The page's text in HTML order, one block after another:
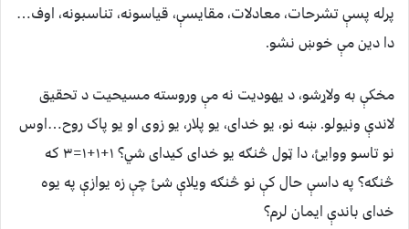
پرله پسې تشرحات، معادلات، مقایسې، قیاسونه، تناسبونه، اوف…
دا دین مې خوښ نشو.
مخکې به ولاړشو، د یهودیت نه مې وروسته مسیحیت د تحقیق
لاندې ونیولو. ښه نو، یو خدای، یو پلار، یو زوی او یو پاک روح…اوس
نو تاسو ووايئ، دا ټول څنګه یو خدای کیدای شي؟ ۱+۱+۱=۳ که
څنګه؟ په داسې حال کې نو څنګه ویلاې شئ چې زه یوازې په یوه
خدای باندې ایمان لرم؟